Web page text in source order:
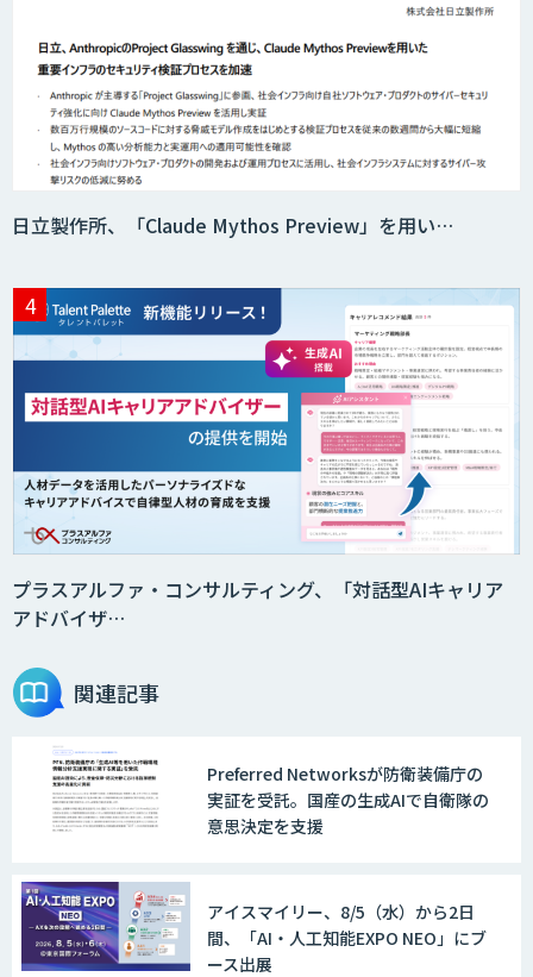
日立製作所、「Claude Mythos Preview」を用い…
プラスアルファ・コンサルティング、「対話型AIキャリア
アドバイザ…
関連記事
Preferred Networksが防衛装備庁の
実証を受託。国産の生成AIで自衛隊の
意思決定を支援
アイスマイリー、8/5（水）から2日
間、「AI・人工知能EXPO NEO」にブ
ース出展